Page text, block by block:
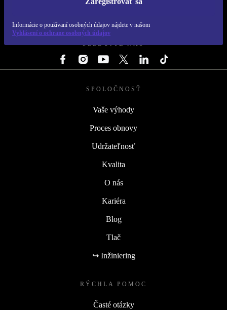
Informácie o používaní osobných údajov nájdete v našom
Vyhlásení o ochrane osobných údajov
SLEDUJTE NÁS
SPOLOČNOSŤ
Vaše výhody
Proces obnovy
Udržateľnosť
Kvalita
O nás
Kariéra
Blog
Tlač
↪ Inžiniering
RÝCHLA POMOC
Časté otázky